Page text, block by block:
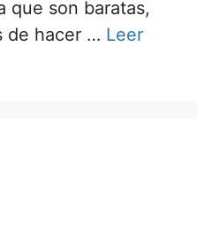
que son baratas,
de hacer … Leer